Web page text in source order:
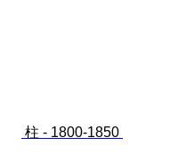
柱 - 1800-1850